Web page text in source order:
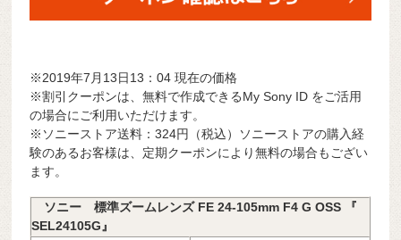
※2019年7月13日13：04 現在の価格
※割引クーポンは、無料で作成できるMy Sony ID をご活用
の場合にご利用いただけます。
※ソニーストア送料：324円（税込）ソニーストアの購入経
験のあるお客様は、定期クーポンにより無料の場合もござい
ます。
ソニー 標準ズームレンズ FE 24-105mm F4 G OSS 『
SEL24105G』